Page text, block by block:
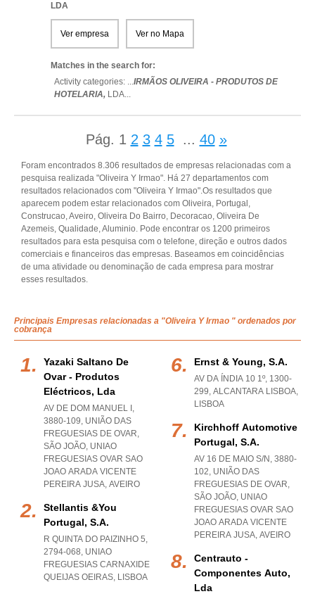
LDA
Ver empresa Ver no Mapa
Matches in the search for:
Activity categories: ...IRMÃOS OLIVEIRA - PRODUTOS DE
HOTELARIA, LDA...
Pág. 1 2 3 4 5 ... 40 »
Foram encontrados 8.306 resultados de empresas relacionadas com a
pesquisa realizada "Oliveira Y Irmao". Há 27 departamentos com
resultados relacionados com "Oliveira Y Irmao".Os resultados que
aparecem podem estar relacionados com Oliveira, Portugal,
Construcao, Aveiro, Oliveira Do Bairro, Decoracao, Oliveira De
Azemeis, Qualidade, Aluminio. Pode encontrar os 1200 primeiros
resultados para esta pesquisa com o telefone, direção e outros dados
comerciais e financeiros das empresas. Baseamos em coincidências
de uma atividade ou denominação de cada empresa para mostrar
esses resultados.
Principais Empresas relacionadas a "Oliveira Y Irmao " ordenados por
cobrança
Yazaki Saltano De
Ovar - Produtos
Eléctricos, Lda
AV DE DOM MANUEL I,
3880-109, UNIÃO DAS
FREGUESIAS DE OVAR,
SÃO JOÃO, UNIAO
FREGUESIAS OVAR SAO
JOAO ARADA VICENTE
PEREIRA JUSA, AVEIRO
Stellantis &you
Portugal, S.a.
R QUINTA DO PAIZINHO 5,
2794-068, UNIAO
FREGUESIAS CARNAXIDE
QUEIJAS OEIRAS, LISBOA
Ernst & Young, S.a.
AV DA ÍNDIA 10 1º, 1300-
299, ALCANTARA LISBOA,
LISBOA
Kirchhoff Automotive
Portugal, S.a.
AV 16 DE MAIO S/N, 3880-
102, UNIÃO DAS
FREGUESIAS DE OVAR,
SÃO JOÃO, UNIAO
FREGUESIAS OVAR SAO
JOAO ARADA VICENTE
PEREIRA JUSA, AVEIRO
Centrauto -
Componentes Auto,
Lda